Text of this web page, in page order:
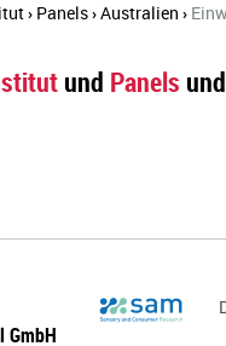
› Panels›Australien ›
und Panels und
GmbH